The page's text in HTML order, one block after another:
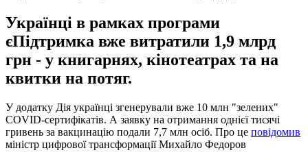
Українці в рамках програми
єПідтримка вже витратили 1,9 млрд
грн - у книгарнях, кінотеатрах та на
квитки на потяг.
У додатку Дія українці згенерували вже 10 млн "зелених"
СOVID-сертифікатів. А заявку на отримання однієї тисячі
гривень за вакцинацію подали 7,7 млн осіб. Про це повідомив
міністр цифрової трансформації Михайло Федоров